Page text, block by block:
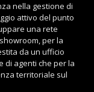
nella gestione di
attivo del punto
una rete
per la
da un ufficio
di agenti che per la
territoriale sul